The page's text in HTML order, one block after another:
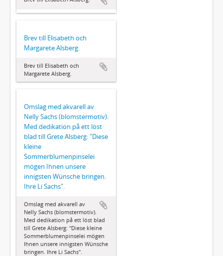
Brev till Elisabeth och
Margarete Alsberg.
Brev till Elisabeth och
Margarete Alsberg.
Omslag med akvarell av
Nelly Sachs (blomstermotiv).
Med dedikation på ett löst
blad till Grete Alsberg: "Diese
kleine
Sommerblumenpinselei
mögen Ihnen unsere
innigsten Wünsche bringen.
Ihre Li Sachs".
Omslag med akvarell av
Nelly Sachs (blomstermotiv).
Med dedikation på ett löst blad
till Grete Alsberg: "Diese kleine
Sommerblumenpinselei mögen
Ihnen unsere innigsten Wünsche
bringen. Ihre Li Sachs".